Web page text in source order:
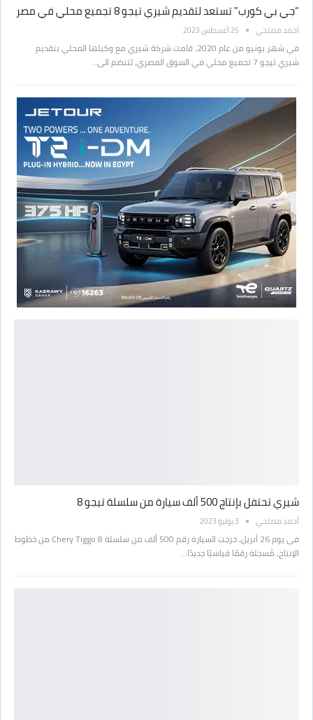
“جي بي كورب” تستعد لتقديم شيري تيجو 8 تجميع محلي في مصر
أحمد مصلحي 25 أغسطس 2023
في شهر يونيو من عام 2020، قامت شركة شيري مع وكيلها المحلي بتقديم
شيري تيجو 7 تجميع محلي في السوق المصري، لتنضم الى…
شيري تحتفل بإنتاج 500 ألف سيارة من سلسلة تيجو 8
أحمد مصلحي 3 يوليو 2023
في يوم 26 أبريل، خرجت السيارة رقم 500 ألف من سلسلة Chery Tiggo 8 من خطوط
الإنتاج، مُسجلة رقمًا قياسيًا جديدًا…